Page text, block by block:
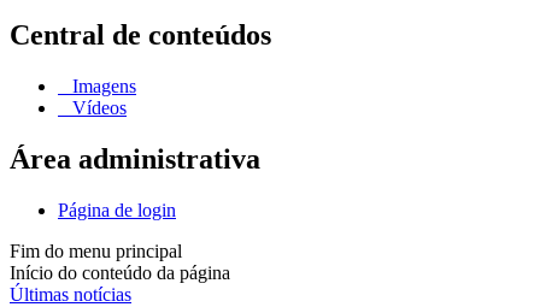
Central de conteúdos
Imagens
Vídeos
Área administrativa
Página de login
Fim do menu principal
Início do conteúdo da página
Últimas notícias